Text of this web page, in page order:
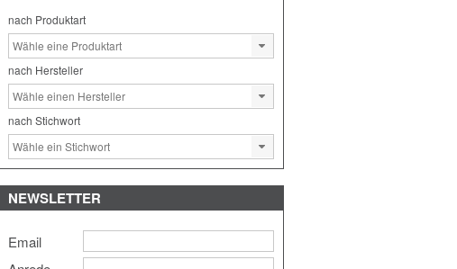
nach Produktart
nach Hersteller
nach Stichwort
NEWSLETTER
Email